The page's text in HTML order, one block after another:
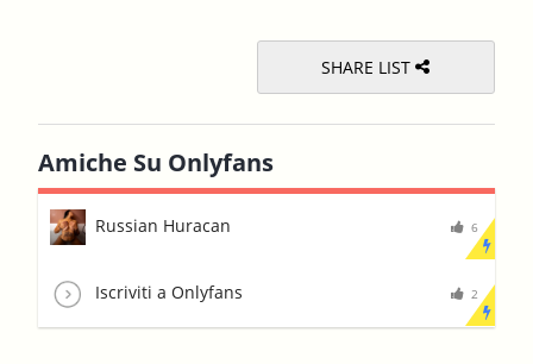
SHARE LIST
Amiche Su Onlyfans
Russian Huracan 6
Iscriviti a Onlyfans 2